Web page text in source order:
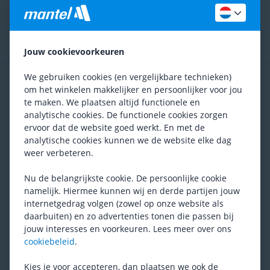
Gebruikerstips
Ontdek meer op onze blog
Reviews
4.7/ 5 Gemiddelde uit112 reviews
26 reviews
1 review
1 review
Foto's van klanten
Jouw cookievoorkeuren
We gebruiken cookies (en vergelijkbare technieken)
om het winkelen makkelijker en persoonlijker voor jou
te maken. We plaatsen altijd functionele en
analytische cookies. De functionele cookies zorgen
ervoor dat de website goed werkt. En met de
analytische cookies kunnen we de website elke dag
weer verbeteren.
Nu de belangrijkste cookie. De persoonlijke cookie
namelijk. Hiermee kunnen wij en derde partijen jouw
internetgedrag volgen (zowel op onze website als
daarbuiten) en zo advertenties tonen die passen bij
jouw interesses en voorkeuren. Lees meer over ons
cookiebeleid.
Kies je voor accepteren, dan plaatsen we ook de